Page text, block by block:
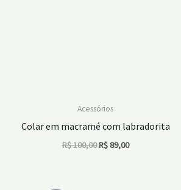
Acessórios
Colar em macramé com labradorita
R$100,00R$89,00